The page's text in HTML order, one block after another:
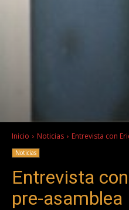
Inicio Noticias Entrevista con
Noticias
Entrevista
pre-asamblea